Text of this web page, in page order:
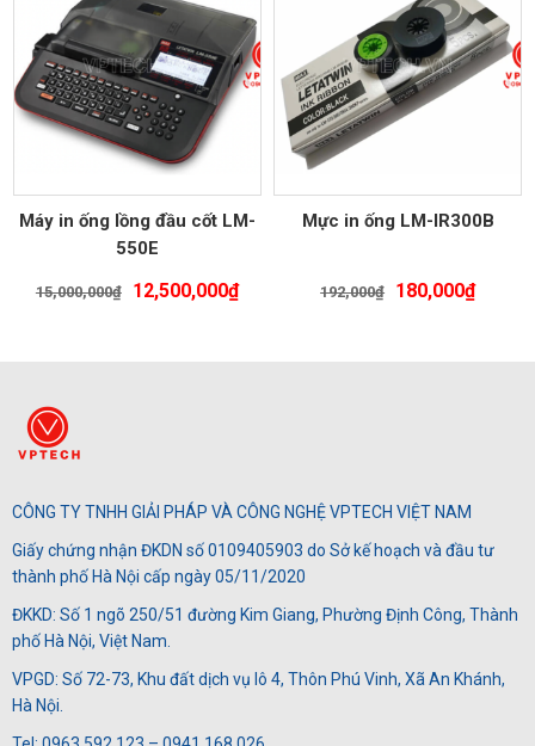
330,000₫.
Máy in ống lồng đầu cốt LM-
550E
15,000,000₫
Giá
12,500,000₫Giá
Mực in ống LM-IR300B
192,000₫
Giá
180,000₫Giá
CÔNG TY TNHH GIẢI PHÁP VÀ CÔNG NGHỆ VPTECH VIỆT NAM
Giấy chứng nhận ĐKDN số 0109405903 do Sở kế hoạch và đầu tư
thành phố Hà Nội cấp ngày 05/11/2020
ĐKKD: Số 1 ngõ 250/51 đường Kim Giang, Phường Định Công, Thành
phố Hà Nội, Việt Nam.
VPGD: Số 72-73, Khu đất dịch vụ lô 4, Thôn Phú Vinh, Xã An Khánh,
Hà Nội.